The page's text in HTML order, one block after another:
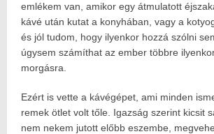
emlékem van, amikor egy átmulatott
kávé után kutat a konyhában, vagy a
és jól tudom, hogy ilyenkor hozzá szólni
úgysem számíthat az ember többre
morgásra.
Ezért is vette a kávégépet, ami minden
remek ötlet volt tőle. Igazság szerint kicsit
nem nekem jutott előbb eszembe,